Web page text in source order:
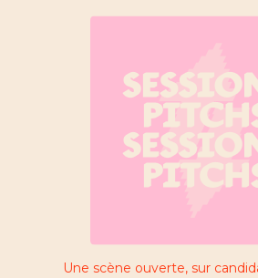
Une scène ouverte, sur